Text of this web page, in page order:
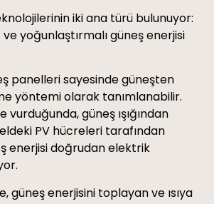
iki ana türü bulunuyor:
yoğunlaştırmalı güneş enerjisi
panelleri sayesinde güneşten
yöntemi olarak tanımlanabilir.
vurduğunda, güneş ışığından
PV hücreleri tarafından
enerjisi doğrudan elektrik
güneş enerjisini toplayan ve ısıya